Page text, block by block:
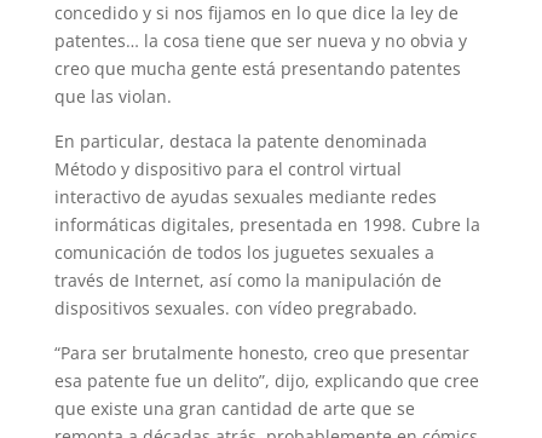
concedido y si nos fijamos en lo que dice la ley de
patentes… la cosa tiene que ser nueva y no obvia y
creo que mucha gente está presentando patentes
que las violan.
En particular, destaca la patente denominada
Método y dispositivo para el control virtual
interactivo de ayudas sexuales mediante redes
informáticas digitales, presentada en 1998. Cubre la
comunicación de todos los juguetes sexuales a
través de Internet, así como la manipulación de
dispositivos sexuales. con vídeo pregrabado.
“Para ser brutalmente honesto, creo que presentar
esa patente fue un delito”, dijo, explicando que cree
que existe una gran cantidad de arte que se